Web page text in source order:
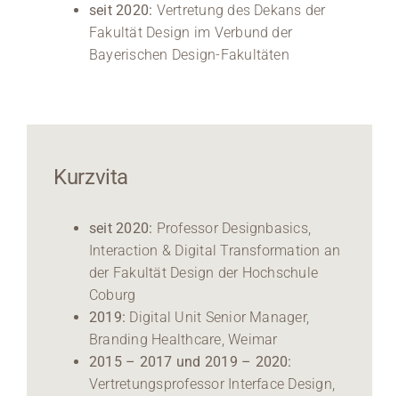
seit 2020: Vertretung des Dekans der
Fakultät Design im Verbund der
Bayerischen Design-Fakultäten
Kurzvita
seit 2020: Professor Designbasics,
Interaction & Digital Transformation an
der Fakultät Design der Hochschule
Coburg
2019: Digital Unit Senior Manager,
Branding Healthcare, Weimar
2015 – 2017 und 2019 – 2020:
Vertretungsprofessor Interface Design,